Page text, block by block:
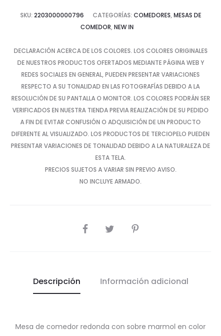
SKU: 2203000000796 CATEGORÍAS: COMEDORES, MESAS DE
COMEDOR, NEW IN
DECLARACIÓN ACERCA DE LOS COLORES. LOS COLORES ORIGINALES
DE NUESTROS PRODUCTOS OFERTADOS MEDIANTE PÁGINA WEB Y
REDES SOCIALES EN GENERAL, PUEDEN PRESENTAR VARIACIONES
RESPECTO A SU TONALIDAD EN LAS FOTOGRAFÍAS DEBIDO A LA
RESOLUCIÓN DE SU PANTALLA O MONITOR. LOS COLORES PODRÁN SER
VERIFICADOS EN NUESTRA TIENDA PREVIA REALIZACIÓN DE SU PEDIDO
A FIN DE EVITAR CONFUSIÓN O ADQUISICIÓN DE UN PRODUCTO
DIFERENTE AL VISUALIZADO. LOS PRODUCTOS DE TERCIOPELO PUEDEN
PRESENTAR VARIACIONES DE TONALIDAD DEBIDO A LA NATURALEZA DE
ESTA TELA.
PRECIOS SUJETOS A VARIAR SIN PREVIO AVISO.
NO INCLUYE ARMADO.
SHARE
Descripción Información adicional
Mesa de comedor redonda con sobre marmol en color